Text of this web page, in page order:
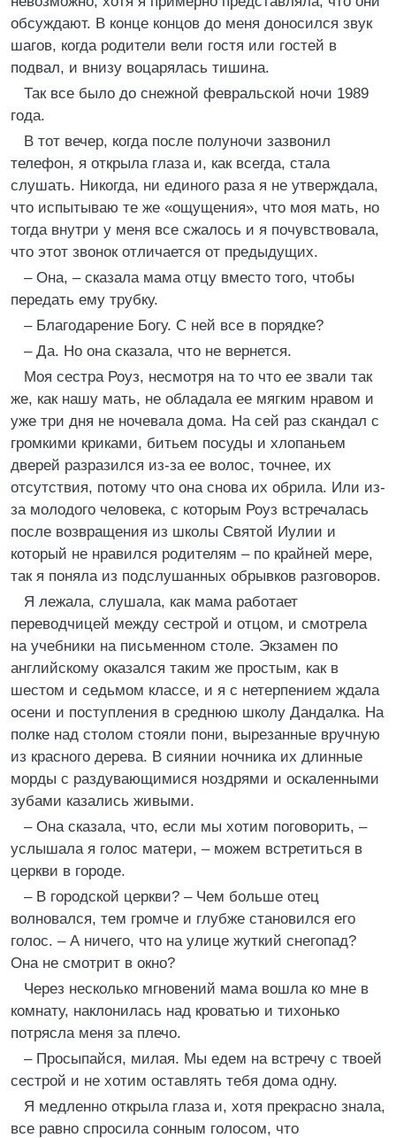
обсуждают. В конце концов до меня доносился звук
шагов, когда родители вели гостя или гостей в
подвал, и внизу воцарялась тишина.
Так все было до снежной февральской ночи 1989
года.
В тот вечер, когда после полуночи зазвонил
телефон, я открыла глаза и, как всегда, стала
слушать. Никогда, ни единого раза я не утверждала,
что испытываю те же «ощущения», что моя мать, но
тогда внутри у меня все сжалось и я почувствовала,
что этот звонок отличается от предыдущих.
– Она, – сказала мама отцу вместо того, чтобы
передать ему трубку.
– Благодарение Богу. С ней все в порядке?
– Да. Но она сказала, что не вернется.
Моя сестра Роуз, несмотря на то что ее звали так
же, как нашу мать, не обладала ее мягким нравом и
уже три дня не ночевала дома. На сей раз скандал с
громкими криками, битьем посуды и хлопаньем
дверей разразился из-за ее волос, точнее, их
отсутствия, потому что она снова их обрила. Или из-
за молодого человека, с которым Роуз встречалась
после возвращения из школы Святой Иулии и
который не нравился родителям – по крайней мере,
так я поняла из подслушанных обрывков разговоров.
Я лежала, слушала, как мама работает
переводчицей между сестрой и отцом, и смотрела
на учебники на письменном столе. Экзамен по
английскому оказался таким же простым, как в
шестом и седьмом классе, и я с нетерпением ждала
осени и поступления в среднюю школу Дандалка. На
полке над столом стояли пони, вырезанные вручную
из красного дерева. В сиянии ночника их длинные
морды с раздувающимися ноздрями и оскаленными
зубами казались живыми.
– Она сказала, что, если мы хотим поговорить, –
услышала я голос матери, – можем встретиться в
церкви в городе.
– В городской церкви? – Чем больше отец
волновался, тем громче и глубже становился его
голос. – А ничего, что на улице жуткий снегопад?
Она не смотрит в окно?
Через несколько мгновений мама вошла ко мне в
комнату, наклонилась над кроватью и тихонько
потрясла меня за плечо.
– Просыпайся, милая. Мы едем на встречу с твоей
сестрой и не хотим оставлять тебя дома одну.
Я медленно открыла глаза и, хотя прекрасно знала,
все равно спросила сонным голосом, что